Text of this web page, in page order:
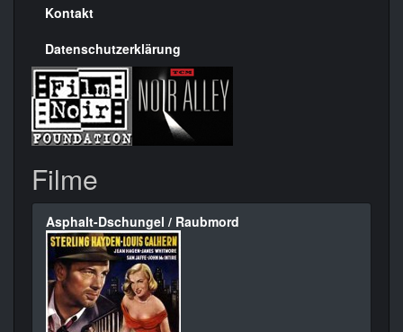
Kontakt
Datenschutzerklärung
Filme
Asphalt-Dschungel / Raubmord